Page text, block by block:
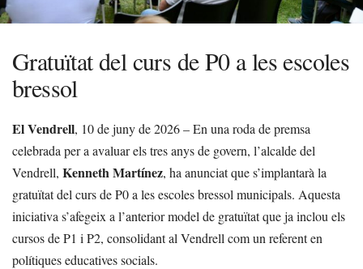
Gratuïtat del curs de P0 a les escoles
bressol
El Vendrell, 10 de juny de 2026 – En una roda de premsa
celebrada per a avaluar els tres anys de govern, l’alcalde del
Vendrell, Kenneth Martínez, ha anunciat que s’implantarà la
gratuïtat del curs de P0 a les escoles bressol municipals. Aquesta
iniciativa s’afegeix a l’anterior model de gratuïtat que ja inclou els
cursos de P1 i P2, consolidant al Vendrell com un referent en
polítiques educatives socials.